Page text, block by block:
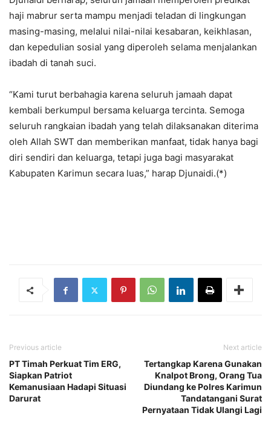
haji mabrur serta mampu menjadi teladan di lingkungan
masing-masing, melalui nilai-nilai kesabaran, keikhlasan,
dan kepedulian sosial yang diperoleh selama menjalankan
ibadah di tanah suci.
“Kami turut berbahagia karena seluruh jamaah dapat
kembali berkumpul bersama keluarga tercinta. Semoga
seluruh rangkaian ibadah yang telah dilaksanakan diterima
oleh Allah SWT dan memberikan manfaat, tidak hanya bagi
diri sendiri dan keluarga, tetapi juga bagi masyarakat
Kabupaten Karimun secara luas,” harap Djunaidi.(*)
Previous article
PT Timah Perkuat Tim ERG,
Siapkan Patriot
Kemanusiaan Hadapi Situasi
Darurat
Next article
Tertangkap Karena Gunakan
Knalpot Brong, Orang Tua
Diundang ke Polres Karimun
Tandatangani Surat
Pernyataan Tidak Ulangi Lagi